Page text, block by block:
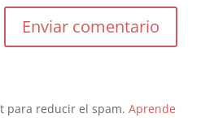
para reducir el spam. Aprende